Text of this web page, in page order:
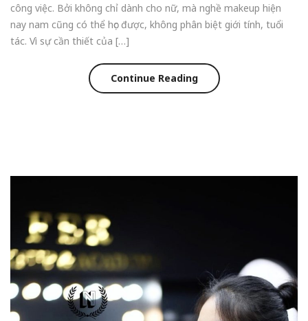
công việc. Bởi không chỉ dành cho nữ, mà nghề makeup hiện
nay nam cũng có thể học được, không phân biệt giới tính, tuổi
tác. Vì sự cần thiết của […]
Continue Reading